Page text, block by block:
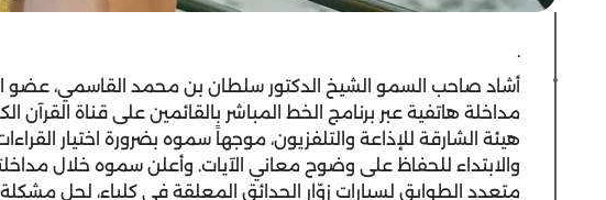
.
أشاد صاحب السمو الشيخ الدكتور سلطان بن محمد القاسمي، عضو
مداخلة هاتفية عبر برنامج الخط المباشر بالقائمين على قناة القرآن
هيئة الشارقة للإذاعة والتلفزيون، موجهاً سموه بضرورة اختيار
والابتداء للحفاظ على وضوح معاني الآيات. وأعلن سموه خلال
متعدد الطوابق لسيارات زوّار الحدائق المعلقة في كلباء، لحل